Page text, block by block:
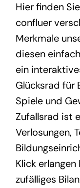
Hier finden
confluer
Merkmale
diesen
ein
Glücksrad für
Spiele und
Zufallsrad ist
Verlosungen,
Klick
zufälliges